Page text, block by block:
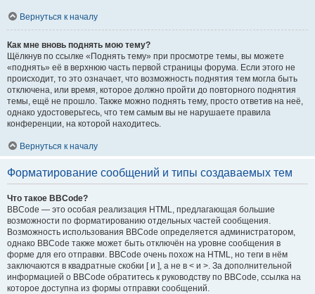
Вернуться к началу
Как мне вновь поднять мою тему?
Щёлкнув по ссылке «Поднять тему» при просмотре темы, вы можете
«поднять» её в верхнюю часть первой страницы форума. Если этого не
происходит, то это означает, что возможность поднятия тем могла быть
отключена, или время, которое должно пройти до повторного поднятия
темы, ещё не прошло. Также можно поднять тему, просто ответив на неё,
однако удостоверьтесь, что тем самым вы не нарушаете правила
конференции, на которой находитесь.
Вернуться к началу
Форматирование сообщений и типы создаваемых тем
Что такое BBCode?
BBCode — это особая реализация HTML, предлагающая большие
возможности по форматированию отдельных частей сообщения.
Возможность использования BBCode определяется администратором,
однако BBCode также может быть отключён на уровне сообщения в
форме для его отправки. BBCode очень похож на HTML, но теги в нём
заключаются в квадратные скобки [ и ], а не в < и >. За дополнительной
информацией о BBCode обратитесь к руководству по BBCode, ссылка на
которое доступна из формы отправки сообщений.